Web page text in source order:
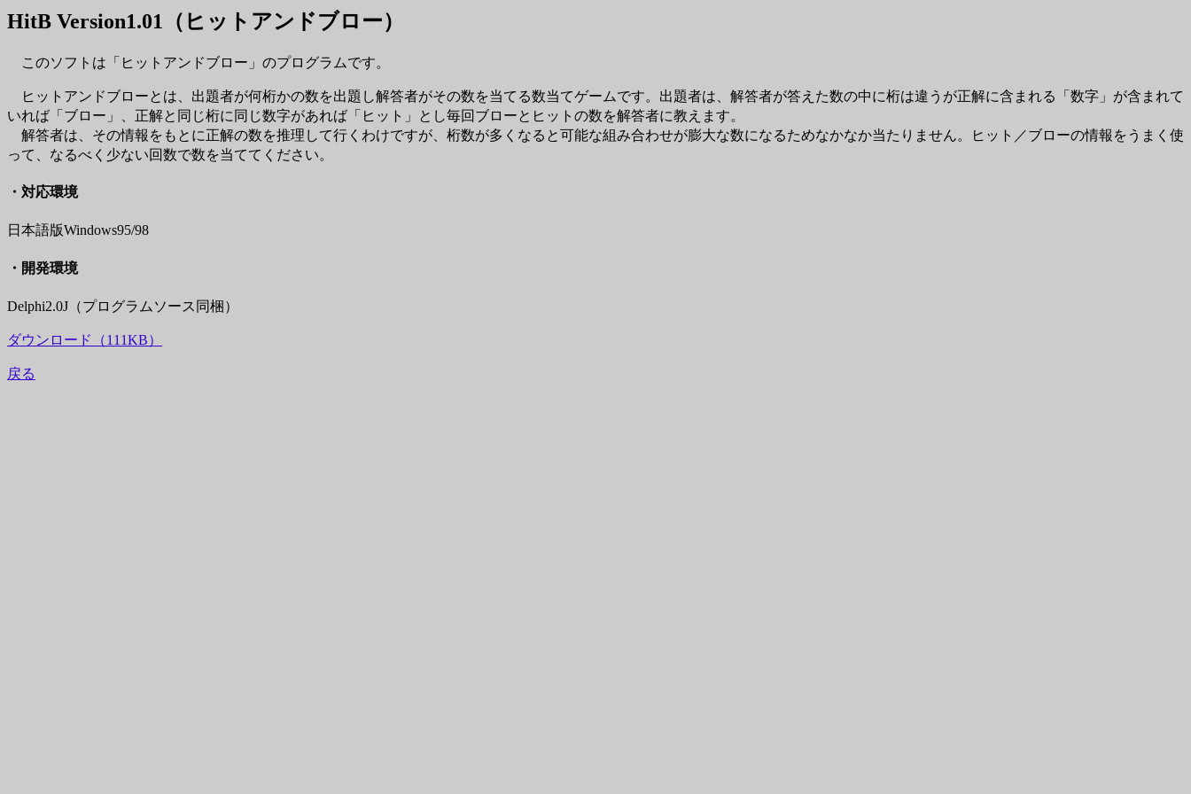
HitB Version1.01（ヒットアンドブロー）
このソフトは「ヒットアンドブロー」のプログラムです。
ヒットアンドブローとは、出題者が何桁かの数を出題し解答者がその数を当てる数当てゲームです。出題者は、解答者が答えた数の中に桁は違うが正解に含まれる「数字」が含まれて
いれば「ブロー」、正解と同じ桁に同じ数字があれば「ヒット」とし毎回ブローとヒットの数を解答者に教えます。
解答者は、その情報をもとに正解の数を推理して行くわけですが、桁数が多くなると可能な組み合わせが膨大な数になるためなかなか当たりません。ヒット／ブローの情報をうまく使
って、なるべく少ない回数で数を当ててください。
・対応環境
日本語版Windows95/98
・開発環境
Delphi2.0J（プログラムソース同梱）
ダウンロード（111KB）
戻る